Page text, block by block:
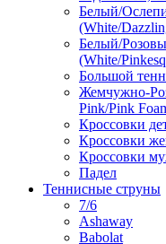
Белый/
(White/
Белый/
(White/
Большой
Жемчужно-
Pink/Pink
Кроссовки
Кроссовки
Кроссовки
Падел
Теннисные струны
7/6
Ashaway
Babolat